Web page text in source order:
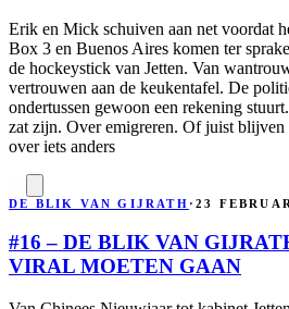
Erik en Mick schuiven aan net voordat
Box 3 en Buenos Aires komen ter
de hockeystick van Jetten. Van
vertrouwen aan de keukentafel. De
ondertussen gewoon een rekening
zat zijn. Over emigreren. Of juist
over iets anders
DE BLIK VAN GIJRATH ·23
#16 – DE BLIK VAN
VIRAL MOETEN GAAN